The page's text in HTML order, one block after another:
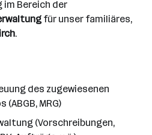
im Bereich der
für unser familiäres,
.
des zugewiesenen
MRG)
(Vorschreibungen,